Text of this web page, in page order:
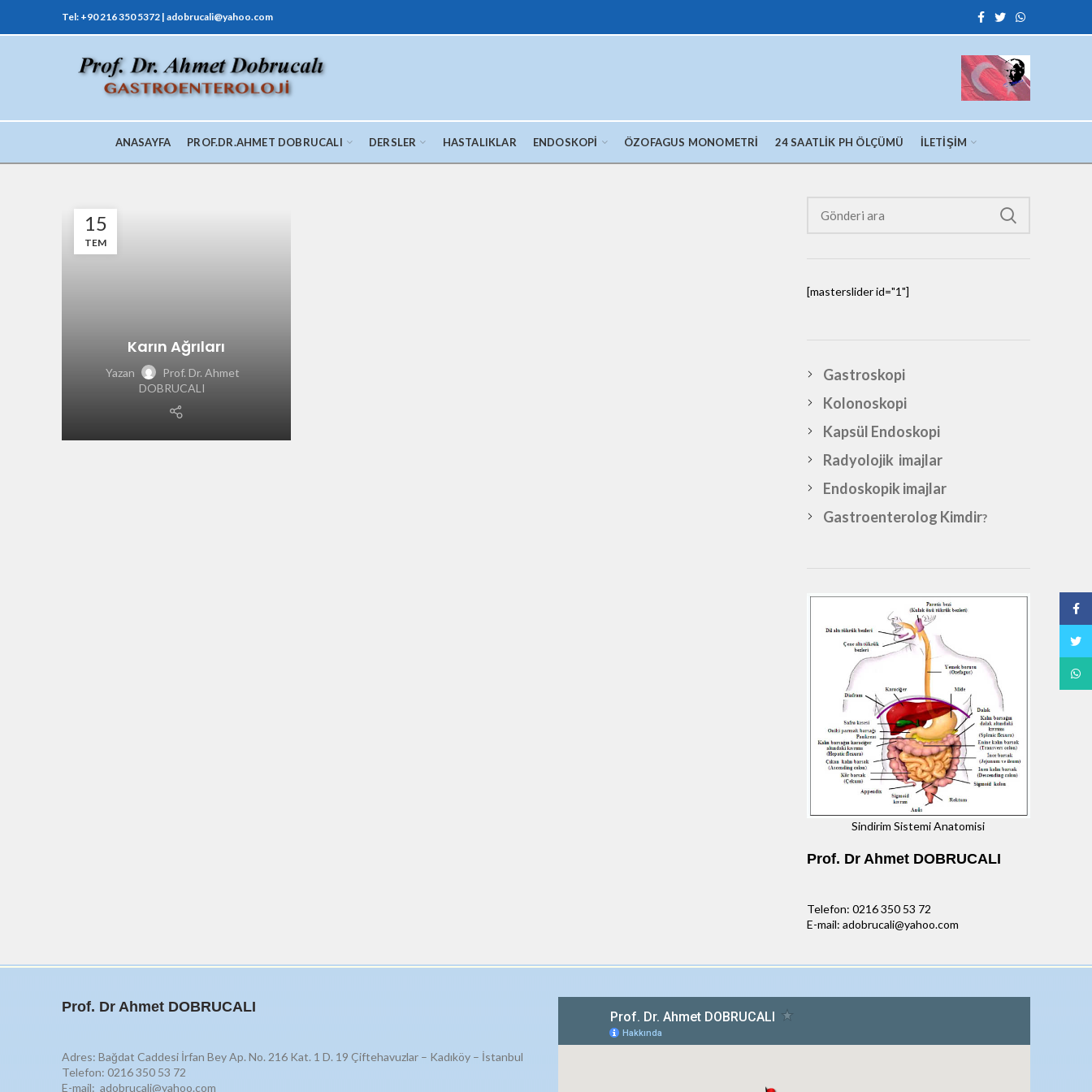
Tel: +90 216 350 5372 | adobrucali@yahoo.com
ANASAYFA PROF.DR.AHMET DOBRUCALI DERSLER HASTALIKLAR ENDOSKOPI ÖZOFAGUS MONOMETRI 24 SAATLIK PH ÖLÇÜMÜ İLETIŞIM
15
TEM
Karın Ağrıları
Yazan
Prof. Dr. Ahmet
DOBRUCALI
[masterslider id="1"]
Gastroskopi
Kolonoskopi
Kapsül Endoskopi
Radyolojik imajlar
Endoskopik imajlar
Gastroenterolog Kimdir?
Sindirim Sistemi Anatomisi
Prof. Dr Ahmet DOBRUCALI
Telefon: 0216 350 53 72
E-mail: adobrucali@yahoo.com
Prof. Dr Ahmet DOBRUCALI
Adres: Bağdat Caddesi İrfan Bey Ap. No. 216 Kat. 1 D. 19 Çiftehavuzlar – Kadıköy – İstanbul
Telefon: 0216 350 53 72
E-mail: adobrucali@yahoo.com